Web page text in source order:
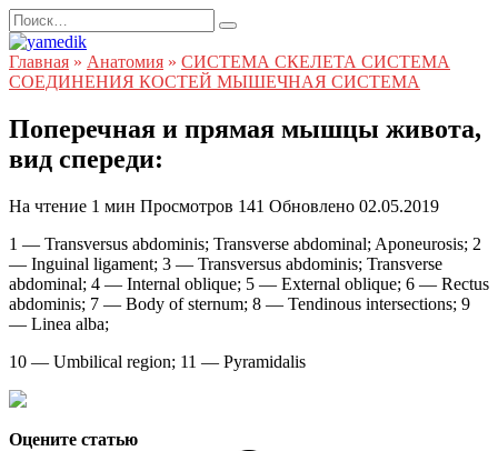
Перейти
к
содержанию
Search
for:
Главная » Анатомия » СИСТЕМА СКЕЛЕТА СИСТЕМА
СОЕДИНЕНИЯ КОСТЕЙ МЫШЕЧНАЯ СИСТЕМА
Поперечная и прямая мышцы живота,
вид спереди:
На чтение 1 мин Просмотров 141 Обновлено 02.05.2019
1 — Transversus abdominis; Transverse abdominal; Aponeurosis; 2
— Inguinal ligament; 3 — Transversus abdominis; Transverse
abdominal; 4 — Internal oblique; 5 — External oblique; 6 — Rectus
abdominis; 7 — Body of sternum; 8 — Tendinous intersections; 9
— Linea alba;
10 — Umbilical region; 11 — Pyramidalis
Оцените статью